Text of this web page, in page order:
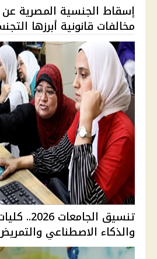
مخالفات قانونية أبرزها
تنسيق
والذكاء الاصطناعي